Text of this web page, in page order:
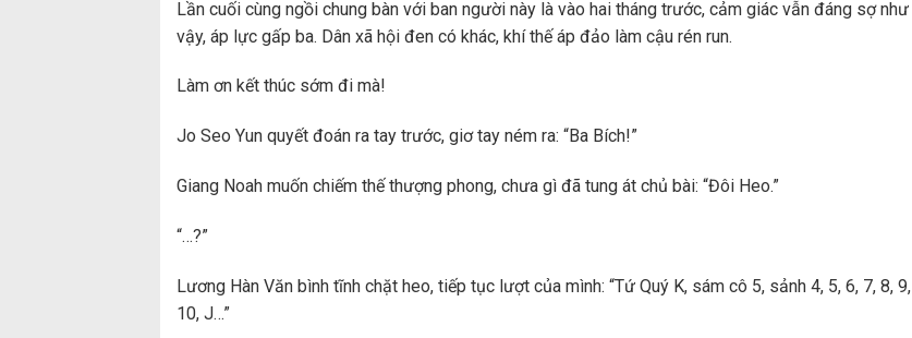
Lần cuối cùng ngồi chung bàn với ban người này là vào hai tháng trước, cảm giác vẫn đáng sợ như
vậy, áp lực gấp ba. Dân xã hội đen có khác, khí thế áp đảo làm cậu rén run.
Làm ơn kết thúc sớm đi mà!
Jo Seo Yun quyết đoán ra tay trước, giơ tay ném ra: “Ba Bích!”
Giang Noah muốn chiếm thế thượng phong, chưa gì đã tung át chủ bài: “Đôi Heo.”
“…?”
Lương Hàn Văn bình tĩnh chặt heo, tiếp tục lượt của mình: “Tứ Quý K, sám cô 5, sảnh 4, 5, 6, 7, 8, 9,
10, J…”